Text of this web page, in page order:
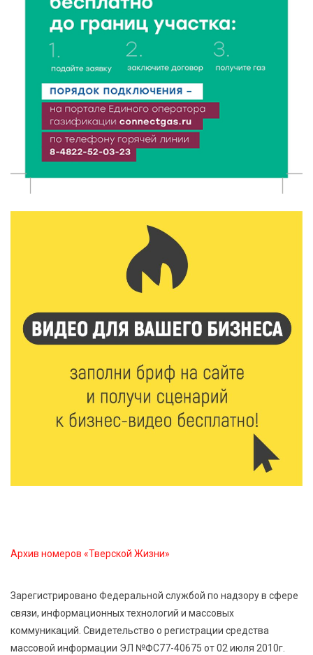
8 Авг 2026 14:14 476
Виталий Королев запустил веловолну на Волге в
Калязине
8 Авг 2026 13:37 805
Чем удивит X Международный фестиваль «Калитка»
в 2026 году?
8 Авг 2026 12:37 452
Забыл вещи в транспорте? Рассказываем, что ждёт
1256
Более 40 миллионов на металлургию получил бизнес
8 Авг 2026 11:37 421
От теории до практики: в детских лагерях Тверской
области проходят «Дни безопасности»
Арбуз без риска: на что обратить внимание при
покупке — советы Роскачества
«Эстафету чемпионов» провели на площади
8 Авг 2026 07:58 500
В Нелидово открылся бассейн
Архив номеров «Тверской Жизни»
Зарегистрировано Федеральной службой по надзору в сфере
связи, информационных технологий и массовых
коммуникаций. Свидетельство о регистрации средства
массовой информации ЭЛ №ФС77-40675 от 02 июля 2010г.